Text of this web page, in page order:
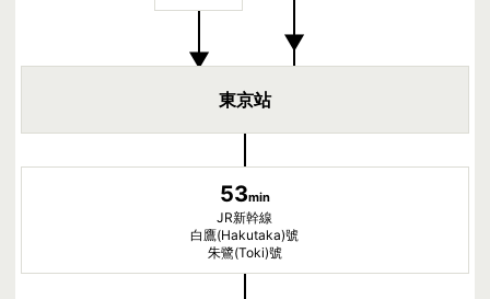
▼
▼
東京站
53min
JR新幹線
白鷹(Hakutaka)號
朱鷺(Toki)號